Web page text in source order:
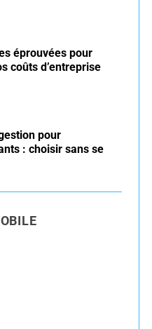
éprouvées pour
coûts d’entreprise
pour
: choisir sans se